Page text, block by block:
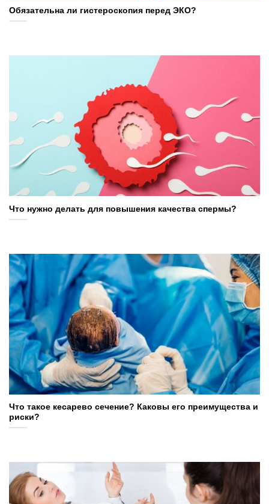
Обязательна ли гистероскопия перед ЭКО?
Что нужно делать для повышения качества спермы?
Что такое кесарево сечение? Каковы его преимущества и
риски?